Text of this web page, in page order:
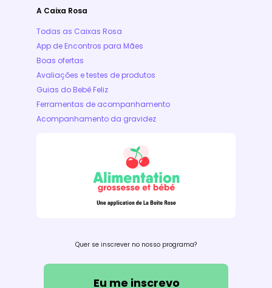
A Caixa Rosa
Todas as Caixas Rosa
App de Encontros para Mães
Boas ofertas
Avaliações e testes de produtos
Guias do Bebê Feliz
Ferramentas de acompanhamento
Acompanhamento da gravidez
Quer se inscrever no nosso programa?
Eu me inscrevo